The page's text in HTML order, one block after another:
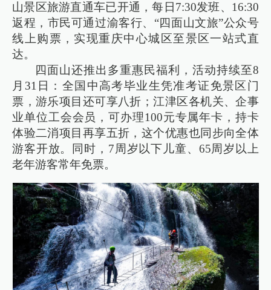
山景区旅游直通车已开通，每日7:30发班、16:30
返程，市民可通过渝客行、“四面山文旅”公众号
线上购票，实现重庆中心城区至景区一站式直
达。
四面山还推出多重惠民福利，活动持续至8
月31日：全国中高考毕业生凭准考证免景区门
票，游乐项目还可享八折；江津区各机关、企事
业单位工会会员，可办理100元专属年卡，持卡
体验二消项目再享五折，这个优惠也同步向全体
游客开放。同时，7周岁以下儿童、65周岁以上
老年游客常年免票。